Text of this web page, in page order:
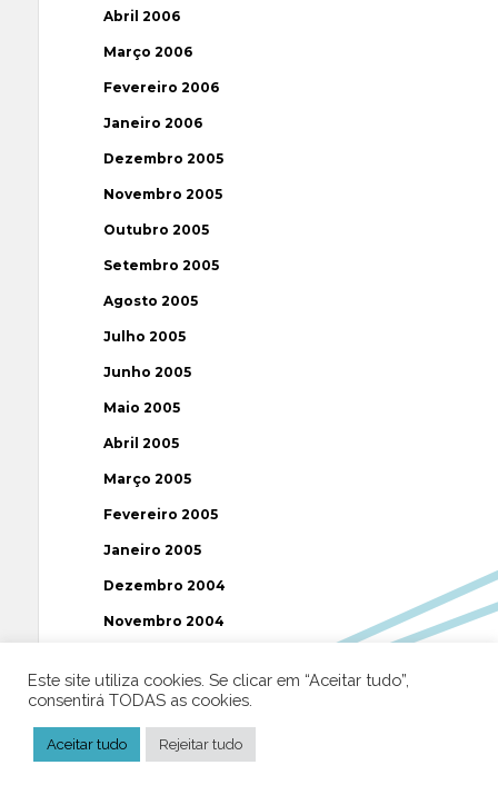
Abril 2006
Março 2006
Fevereiro 2006
Janeiro 2006
Dezembro 2005
Novembro 2005
Outubro 2005
Setembro 2005
Agosto 2005
Julho 2005
Junho 2005
Maio 2005
Abril 2005
Março 2005
Fevereiro 2005
Janeiro 2005
Dezembro 2004
Novembro 2004
Setembro 2004
Agosto 2004
Julho 2004
Este site utiliza cookies. Se clicar em “Aceitar tudo”,
consentirá TODAS as cookies.
Aceitar tudo Rejeitar tudo